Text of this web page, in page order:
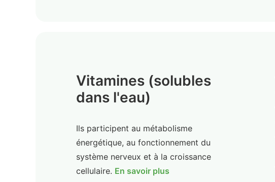
Vitamines (solubles
dans l'eau)
Ils participent au métabolisme
énergétique, au fonctionnement du
système nerveux et à la croissance
cellulaire. En savoir plus